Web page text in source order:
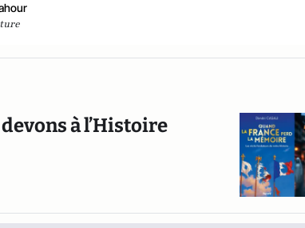
à l’Histoire